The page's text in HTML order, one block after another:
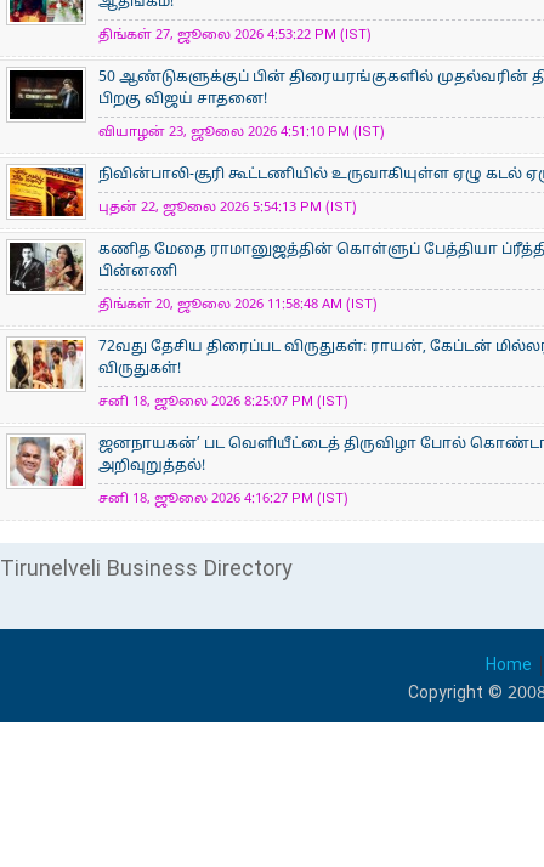
திங்கள் 27, ஜூலை 2026 4:53:22 PM (IST)
50 ஆண்டுகளுக்குப் பின் திரையரங்குகளில் முதல்வரின்
பிறகு விஜய் சாதனை!
வியாழன் 23, ஜூலை 2026 4:51:10 PM (IST)
நிவின்பாலி-சூரி கூட்டணியில் உருவாகியுள்ள ஏழு கடல்
புதன் 22, ஜூலை 2026 5:54:13 PM (IST)
கணித மேதை ராமானுஜத்தின் கொள்ளுப் பேத்தியா
பின்னணி
திங்கள் 20, ஜூலை 2026 11:58:48 AM (IST)
72வது தேசிய திரைப்பட விருதுகள்: ராயன், கேப்டன்
விருதுகள்!
சனி 18, ஜூலை 2026 8:25:07 PM (IST)
ஜனநாயகன்’ பட வெளியீட்டைத் திருவிழா போல்
அறிவுறுத்தல்!
சனி 18, ஜூலை 2026 4:16:27 PM (IST)
Tirunelveli Business Directory
Home
Copyright ©